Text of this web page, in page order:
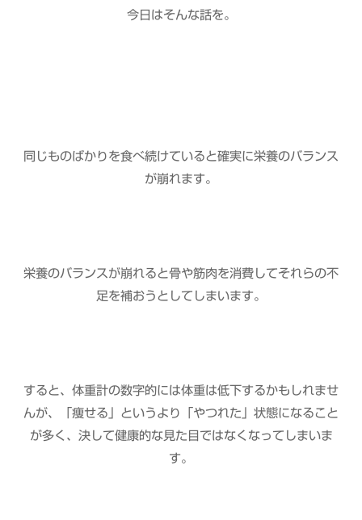
今日はそんな話を。
同じものばかりを食べ続けていると確実に栄養のバランス
が崩れます。
栄養のバランスが崩れると骨や筋肉を消費してそれらの不
足を補おうとしてしまいます。
すると、体重計の数字的には体重は低下するかもしれませ
んが、「痩せる」というより「やつれた」状態になること
が多く、決して健康的な見た目ではなくなってしまいま
す。